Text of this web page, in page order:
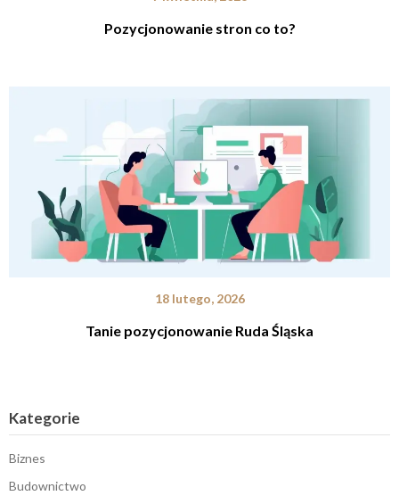
Pozycjonowanie stron co to?
18 lutego, 2026
Tanie pozycjonowanie Ruda Śląska
Kategorie
Biznes
Budownictwo